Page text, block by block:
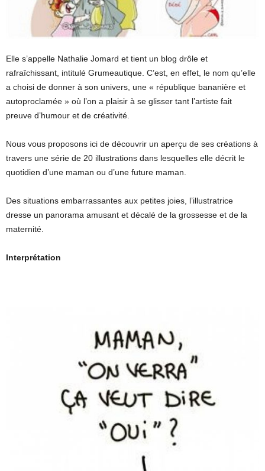
Elle s’appelle Nathalie Jomard et tient un blog drôle et
rafraîchissant, intitulé Grumeautique. C’est, en effet, le nom qu’elle
a choisi de donner à son univers, une « république bananière et
autoproclamée » où l’on a plaisir à se glisser tant l’artiste fait
preuve d’humour et de créativité.
Nous vous proposons ici de découvrir un aperçu de ses créations à
travers une série de 20 illustrations dans lesquelles elle décrit le
quotidien d’une maman ou d’une future maman.
Des situations embarrassantes aux petites joies, l’illustratrice
dresse un panorama amusant et décalé de la grossesse et de la
maternité.
Interprétation